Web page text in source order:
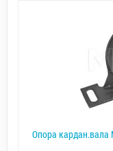
Опора кардан.вала